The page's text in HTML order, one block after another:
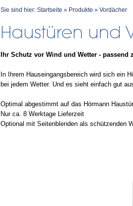
Sie sind hier: Startseite » Produkte » Vordächer
Ihr Schutz vor Wind und Wetter - passend
In Ihrem Hauseingangsbereich wird sich ein
bei jedem Wetter. Und es sieht einfach gut
Optimal abgestimmt auf das Hörmann
Nur ca. 8 Werktage Lieferzeit
Optional mit Seitenblenden als schützenden